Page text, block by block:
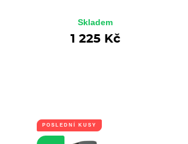
Skladem
1 225 Kč
POSLEDNÍ KUSY